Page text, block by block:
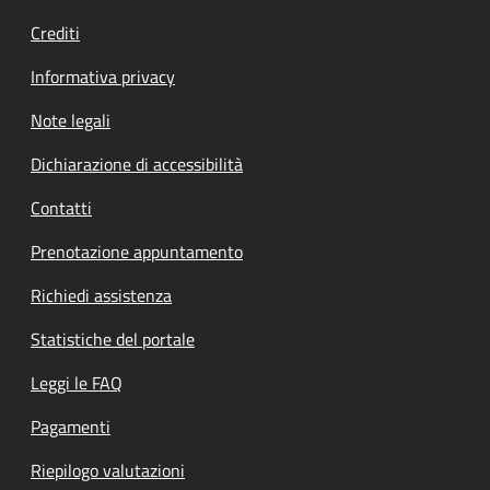
Crediti
Informativa privacy
Note legali
Dichiarazione di accessibilità
Contatti
Prenotazione appuntamento
Richiedi assistenza
Statistiche del portale
Leggi le FAQ
Pagamenti
Riepilogo valutazioni